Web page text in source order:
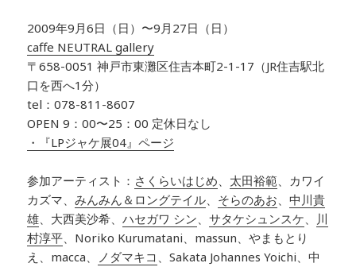
2009年9月6日（日）〜9月27日（日）
caffe NEUTRAL gallery
〒658-0051 神戸市東灘区住吉本町2-1-17（JR住吉駅北
口を西へ1分）
tel：078-811-8607
OPEN 9：00〜25：00 定休日なし
・『LPジャケ展04』ページ
参加アーティスト： さくらいはじめ、 太田裕範、カワイ
カズマ、みんみん＆ロングテイル、 そらのあお、中川貴
雄、大西美沙希、ハセガワ シン、サタケシュンスケ、 川
村淳平、Noriko Kurumatani、massun、やまもとり
え、macca、
ノダマキコ 、Sakata Johannes Yoichi、中